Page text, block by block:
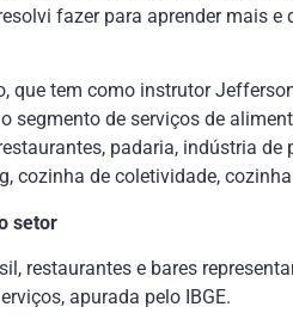
fazer para aprender mais e
que tem como instrutor
segmento de serviços de
padaria, indústria
cozinha de coletividade,
setor
restaurantes e bares
apurada pelo IBGE.